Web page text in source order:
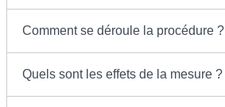
Comment se déroule la procédure ?
Quels sont les effets de la mesure ?